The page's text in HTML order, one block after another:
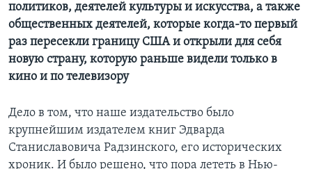
политиков, деятелей культуры и искусства, а также
общественных деятелей, которые когда-то первый
раз пересекли границу США и открыли для себя
новую страну, которую раньше видели только в
кино и по телевизору
Дело в том, что наше издательство было
крупнейшим издателем книг Эдварда
Станиславовича Радзинского, его исторических
хроник. И было решено, что пора лететь в Нью-